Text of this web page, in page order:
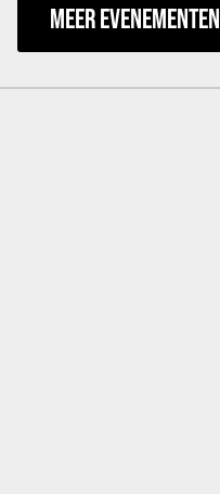
MEER EVENEMENTEN